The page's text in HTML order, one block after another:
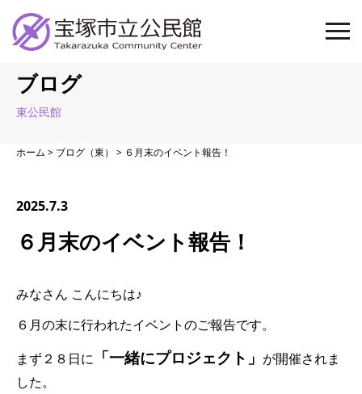
ブログ
東公民館
ホーム > ブログ（東） > ６月末のイベント報告！
2025.7.3
６月末のイベント報告！
みなさん こんにちは♪
６月の末に行われたイベントのご報告です。
まず２８日に 「一緒にプロジェクト」 が開催されま
した。